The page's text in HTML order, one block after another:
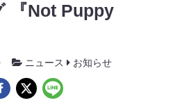
『Not Puppy
ニュース お知らせ